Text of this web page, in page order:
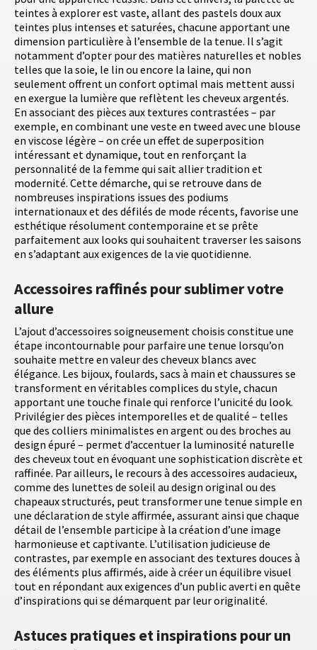
teintes à explorer est vaste, allant des pastels doux aux
teintes plus intenses et saturées, chacune apportant une
dimension particulière à l’ensemble de la tenue. Il s’agit
notamment d’opter pour des matières naturelles et nobles
telles que la soie, le lin ou encore la laine, qui non
seulement offrent un confort optimal mais mettent aussi
en exergue la lumière que reflètent les cheveux argentés.
En associant des pièces aux textures contrastées – par
exemple, en combinant une veste en tweed avec une blouse
en viscose légère – on crée un effet de superposition
intéressant et dynamique, tout en renforçant la
personnalité de la femme qui sait allier tradition et
modernité. Cette démarche, qui se retrouve dans de
nombreuses inspirations issues des podiums
internationaux et des défilés de mode récents, favorise une
esthétique résolument contemporaine et se prête
parfaitement aux looks qui souhaitent traverser les saisons
en s’adaptant aux exigences de la vie quotidienne.
Accessoires raffinés pour sublimer votre
allure
L’ajout d’accessoires soigneusement choisis constitue une
étape incontournable pour parfaire une tenue lorsqu’on
souhaite mettre en valeur des cheveux blancs avec
élégance. Les bijoux, foulards, sacs à main et chaussures se
transforment en véritables complices du style, chacun
apportant une touche finale qui renforce l’unicité du look.
Privilégier des pièces intemporelles et de qualité – telles
que des colliers minimalistes en argent ou des broches au
design épuré – permet d’accentuer la luminosité naturelle
des cheveux tout en évoquant une sophistication discrète et
raffinée. Par ailleurs, le recours à des accessoires audacieux,
comme des lunettes de soleil au design original ou des
chapeaux structurés, peut transformer une tenue simple en
une déclaration de style affirmée, assurant ainsi que chaque
détail de l’ensemble participe à la création d’une image
harmonieuse et captivante. L’utilisation judicieuse de
contrastes, par exemple en associant des textures douces à
des éléments plus affirmés, aide à créer un équilibre visuel
tout en répondant aux exigences d’un public averti en quête
d’inspirations qui se démarquent par leur originalité.
Astuces pratiques et inspirations pour un